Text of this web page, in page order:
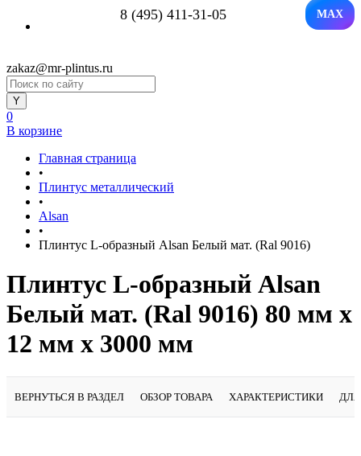
8 (495) 411-31-05 MAX
zakaz@mr-plintus.ru
0
В корзине
Главная страница
•
Плинтус металлический
•
Alsan
•
Плинтус L-образный Alsan Белый мат. (Ral 9016)
Плинтус L-образный Alsan
Белый мат. (Ral 9016) 80 мм x
12 мм х 3000 мм
ВЕРНУТЬСЯ В РАЗДЕЛ ОБЗОР ТОВАРА ХАРАКТЕРИСТИКИ